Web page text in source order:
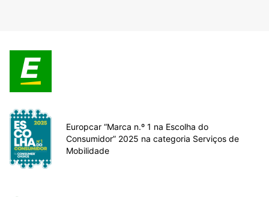
Europcar “Marca n.º 1 na Escolha do
Consumidor” 2025 na categoria Serviços de
Mobilidade